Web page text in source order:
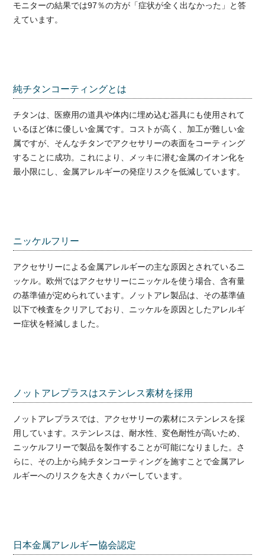
モニターの結果では97％の方が「症状が全く出なかった」と答
えています。
純チタンコーティングとは
チタンは、医療用の道具や体内に埋め込む器具にも使用されて
いるほど体に優しい金属です。コストが高く、加工が難しい金
属ですが、そんなチタンでアクセサリーの表面をコーティング
することに成功。これにより、メッキに潜む金属のイオン化を
最小限にし、金属アレルギーの発症リスクを低減しています。
ニッケルフリー
アクセサリーによる金属アレルギーの主な原因とされているニ
ッケル。欧州ではアクセサリーにニッケルを使う場合、含有量
の基準値が定められています。ノットアレ製品は、その基準値
以下で検査をクリアしており、ニッケルを原因としたアレルギ
ー症状を軽減しました。
ノットアレプラスはステンレス素材を採用
ノットアレプラスでは、アクセサリーの素材にステンレスを採
用しています。ステンレスは、耐水性、変色耐性が高いため、
ニッケルフリーで製品を製作することが可能になりました。さ
らに、その上から純チタンコーティングを施すことで金属アレ
ルギーへのリスクを大きくカバーしています。
日本金属アレルギー協会認定